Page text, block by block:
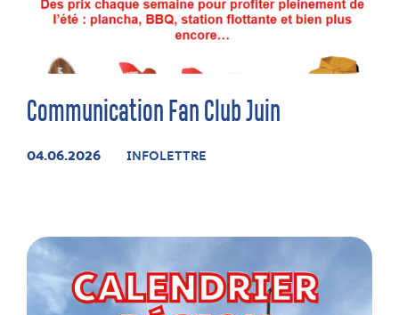
Communication Fan Club Juin
04.06.2026 INFOLETTRE